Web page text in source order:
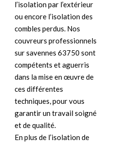
l’isolation par l’extérieur
ou encore l’isolation des
combles perdus. Nos
couvreurs professionnels
sur savennes 63750 sont
compétents et aguerris
dans la mise en œuvre de
ces différentes
techniques, pour vous
garantir un travail soigné
et de qualité.
En plus de l’isolation de